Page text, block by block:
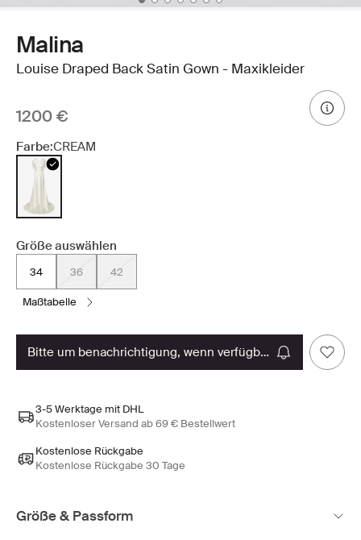
Malina
Louise Draped Back Satin Gown - Maxikleider
1200 €
Farbe:CREAM
Größe auswählen
34 36 42
maßtabelle
bitte um benachrichtigung, wenn verfügbar
3-5 Werktage mit DHL
Kostenloser Versand ab 69 € Bestellwert
Kostenlose Rückgabe
Kostenlose Rückgabe 30 Tage
Größe & Passform